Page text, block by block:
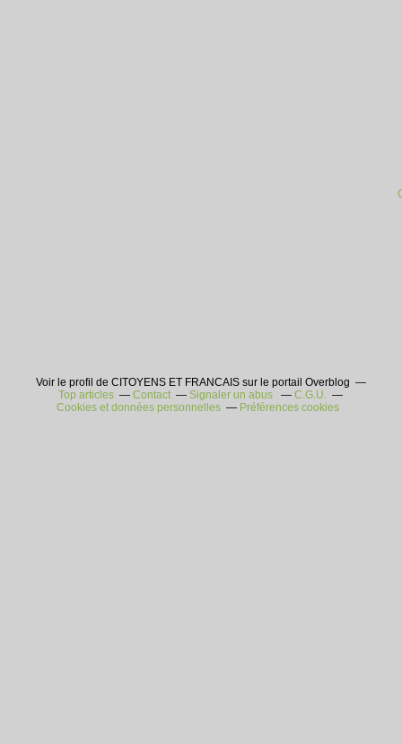
Voir le profil de CITOYENS ET FRANCAIS sur le portail Overblog
Top articles
Contact Signaler un abus
C.G.U.
Cookies et données personnelles
Préférences cookies